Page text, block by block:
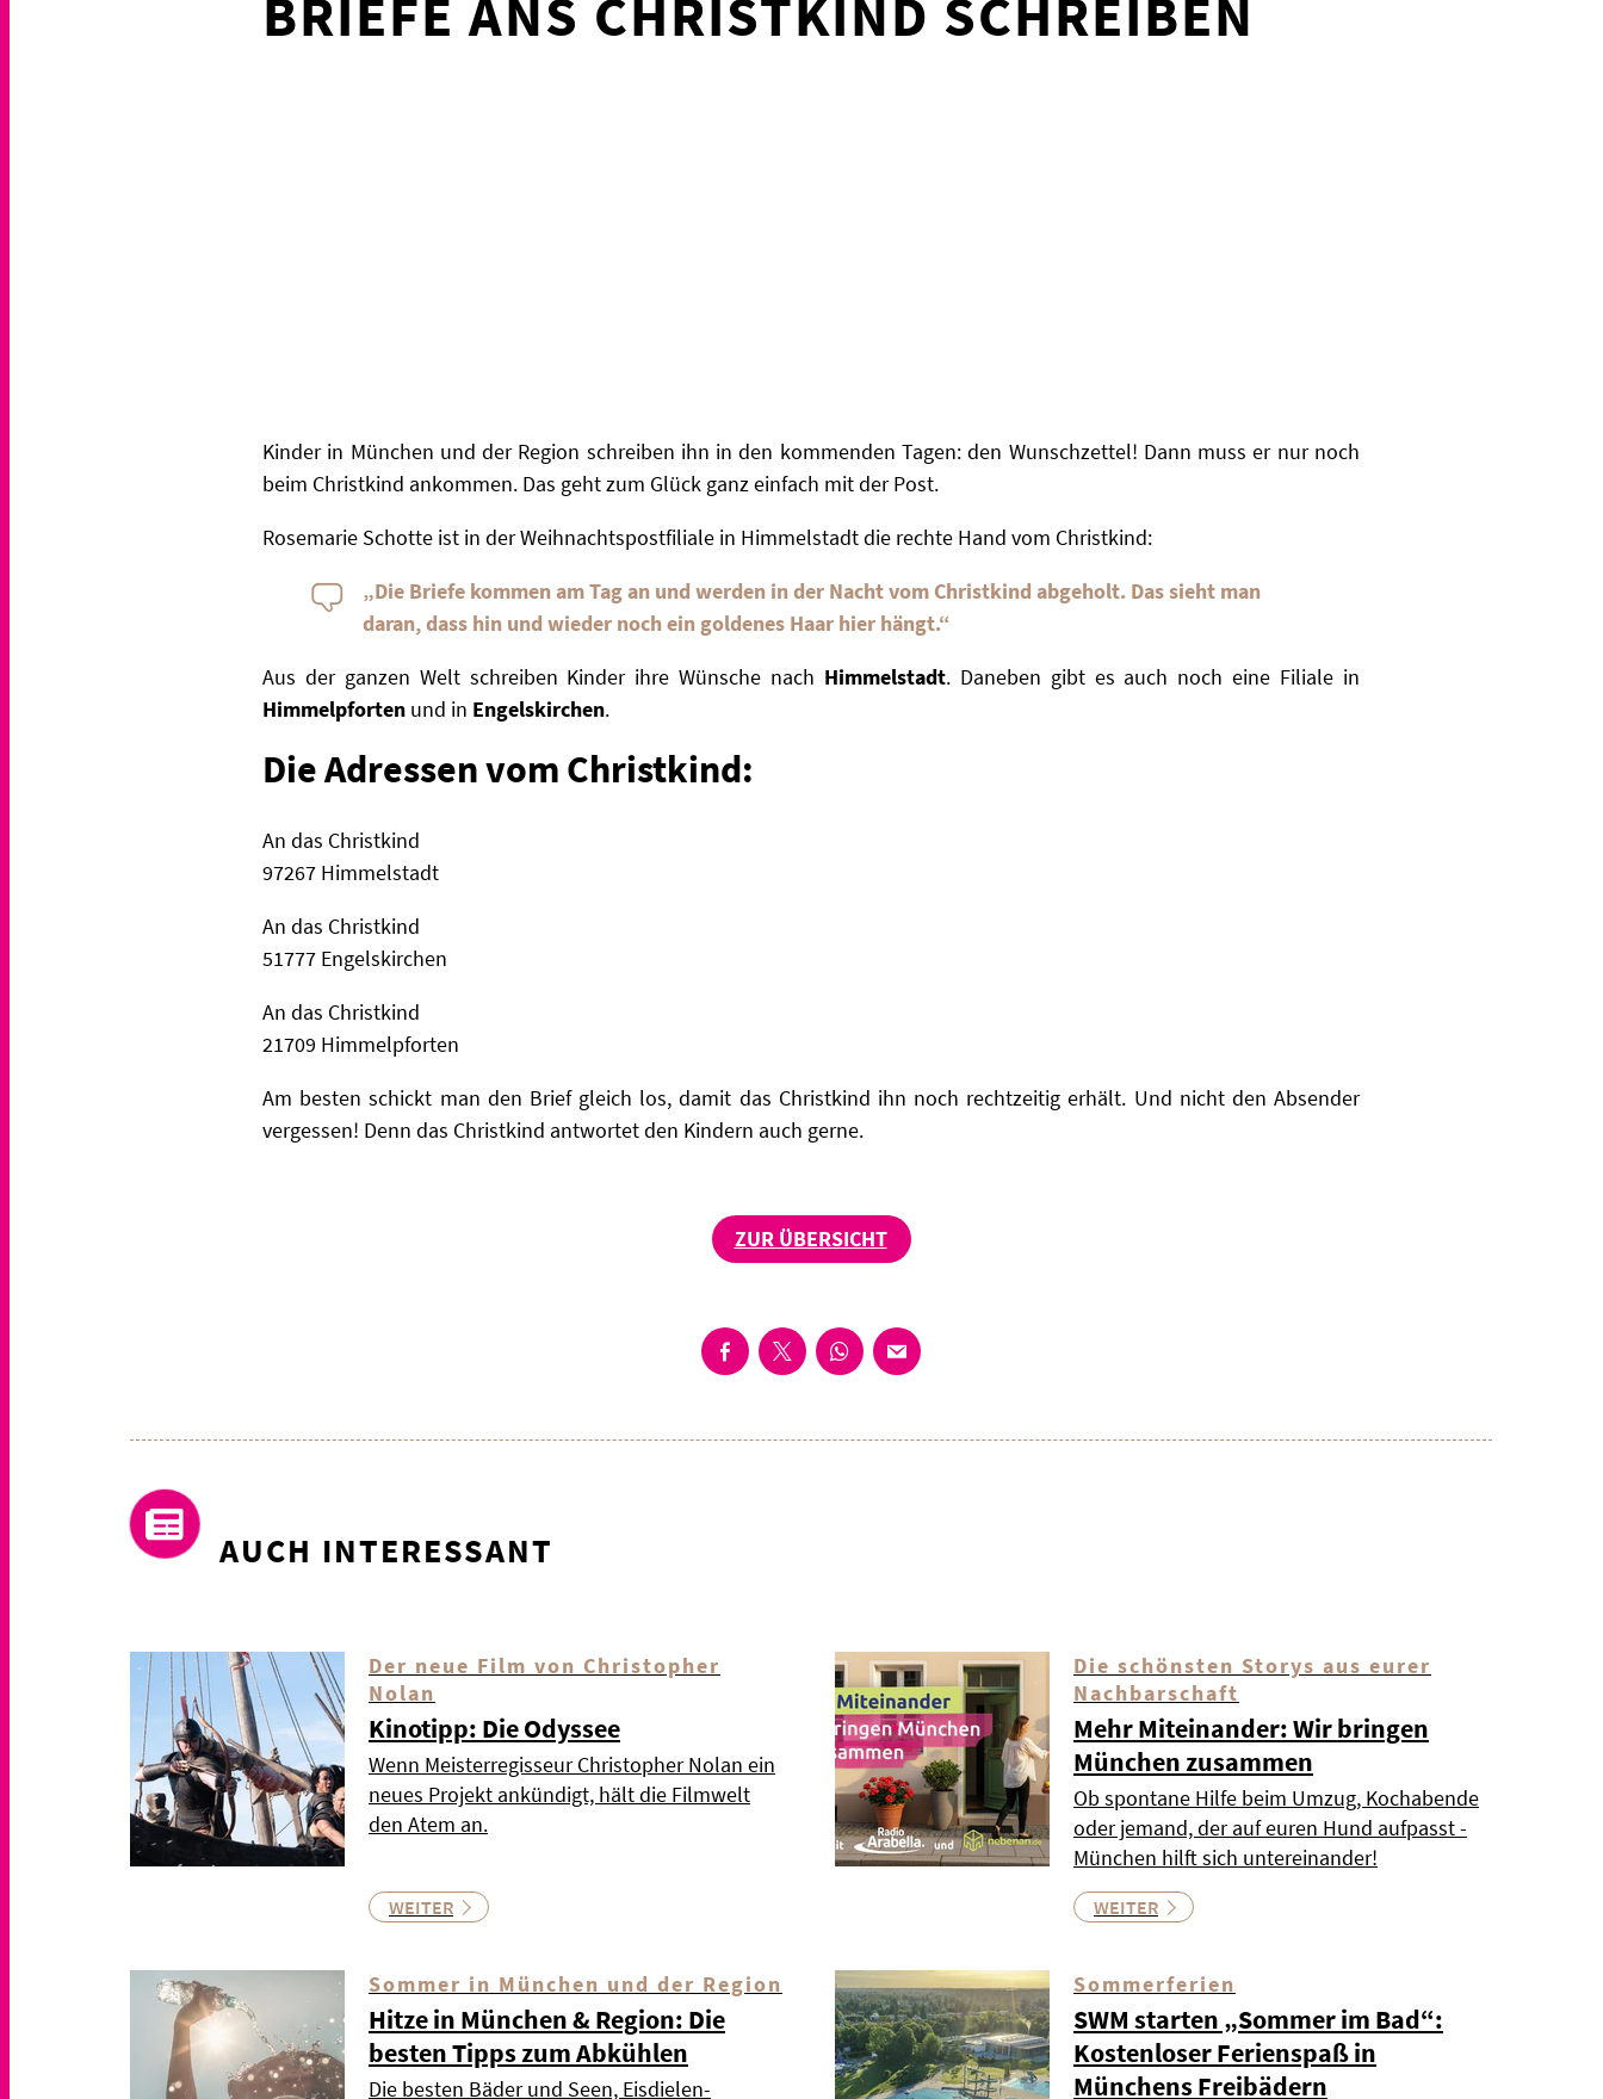
BRIEFE ANS CHRISTKIND SCHREIBEN
Kinder in München und der Region schreiben ihn in den kommenden Tagen: den Wunschzettel! Dann muss er nur noch
beim Christkind ankommen. Das geht zum Glück ganz einfach mit der Post.
Rosemarie Schotte ist in der Weihnachtspostfiliale in Himmelstadt die rechte Hand vom Christkind:
„Die Briefe kommen am Tag an und werden in der Nacht vom Christkind abgeholt. Das sieht man
daran, dass hin und wieder noch ein goldenes Haar hier hängt.“
Aus der ganzen Welt schreiben Kinder ihre Wünsche nach Himmelstadt. Daneben gibt es auch noch eine Filiale in
Himmelpforten und in Engelskirchen.
Die Adressen vom Christkind:
An das Christkind
97267 Himmelstadt
An das Christkind
51777 Engelskirchen
An das Christkind
21709 Himmelpforten
Am besten schickt man den Brief gleich los, damit das Christkind ihn noch rechtzeitig erhält. Und nicht den Absender
vergessen! Denn das Christkind antwortet den Kindern auch gerne.
ZUR ÜBERSICHT
AUCH INTERESSANT
Der neue Film von Christopher
Nolan
Kinotipp: Die Odyssee
Wenn Meisterregisseur Christopher Nolan ein
neues Projekt ankündigt, hält die Filmwelt
den Atem an.
WEITER
Die schönsten Storys aus eurer
Nachbarschaft
Mehr Miteinander: Wir bringen
München zusammen
Ob spontane Hilfe beim Umzug, Kochabende
oder jemand, der auf euren Hund aufpasst -
München hilft sich untereinander!
WEITER
Sommer in München und der Region
Hitze in München & Region: Die
besten Tipps zum Abkühlen
Die besten Bäder und Seen, Eisdielen-
Sommerferien
SWM starten „Sommer im Bad“:
Kostenloser Ferienspaß in
Münchens Freibädern